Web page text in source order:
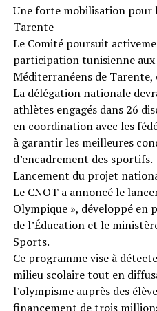
Une forte mobilisation pour
Tarente
Le Comité poursuit
participation tunisienne aux
Méditerranéens de Tarente,
La délégation nationale
athlètes engagés dans 26
en coordination avec les
à garantir les meilleures
d’encadrement des sportifs.
Lancement du projet
Le CNOT a annoncé le
Olympique », développé en
de l’Éducation et le
Sports.
Ce programme vise à
milieu scolaire tout en
l’olympisme auprès des
financement de trois